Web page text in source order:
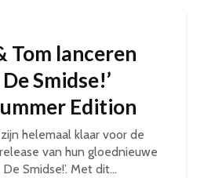
Tom lanceren
Smidse!’
Edition
helemaal klaar voor de
van hun gloednieuwe
Smidse!’. Met dit...